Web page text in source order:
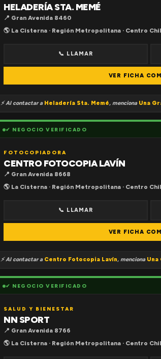
HELADERÍA STA. MEMÉ
📍 Gran Avenida 8460
🌎 La Cisterna · Región Metropolitana · Centro
📞 LLAMAR
VER FICHA
⚡ Al contactar a Heladería Sta. Memé, menciona Una
✔ NEGOCIO VERIFICADO
FOTOCOPIADORA
CENTRO FOTOCOPIA LAVÍN
📍 Gran Avenida 8668
🌎 La Cisterna · Región Metropolitana · Centro
📞 LLAMAR
VER FICHA
⚡ Al contactar a Centro Fotocopia Lavín, menciona Una
✔ NEGOCIO VERIFICADO
SALUD Y BIENESTAR
NN SPORT
📍 Gran Avenida 8766
🌎 La Cisterna · Región Metropolitana · Centro